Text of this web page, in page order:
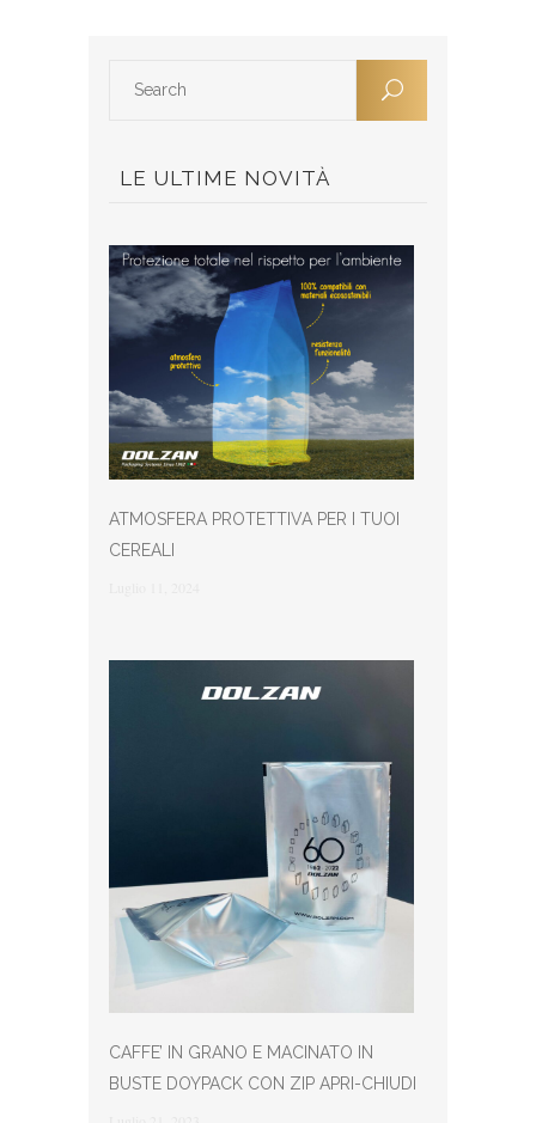
LE ULTIME NOVITÀ
ATMOSFERA PROTETTIVA PER I TUOI
CEREALI
CAFFE’ IN GRANO E MACINATO IN
BUSTE DOYPACK CON ZIP APRI-CHIUDI